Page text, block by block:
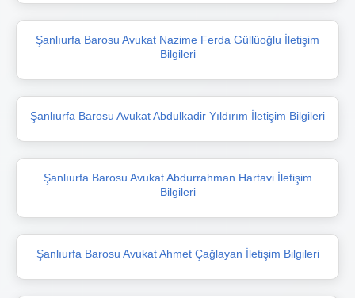
Şanlıurfa Barosu Avukat Nazime Ferda Güllüoğlu İletişim
Bilgileri
Şanlıurfa Barosu Avukat Abdulkadir Yıldırım İletişim Bilgileri
Şanlıurfa Barosu Avukat Abdurrahman Hartavi İletişim
Bilgileri
Şanlıurfa Barosu Avukat Ahmet Çağlayan İletişim Bilgileri